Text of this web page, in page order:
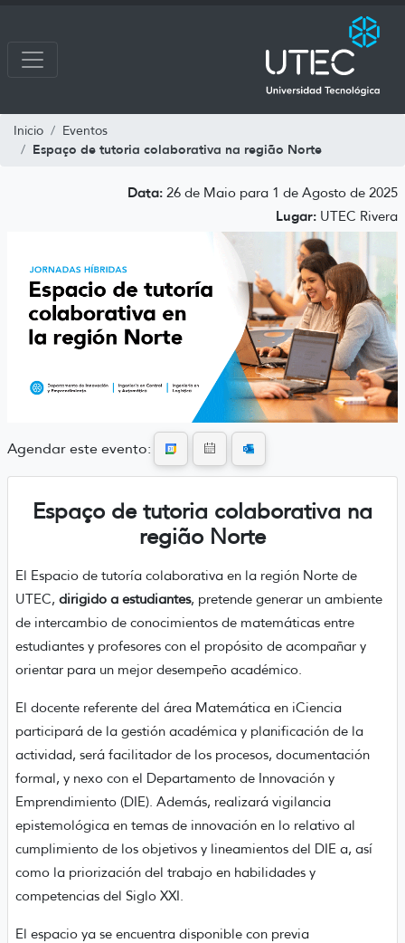
Inicio Eventos
Espaço de tutoria colaborativa na região Norte
Data: 26 de Maio para 1 de Agosto de 2025
Lugar: UTEC Rivera
Agendar este evento:
Espaço de tutoria colaborativa na
região Norte
El Espacio de tutoría colaborativa en la región Norte de
UTEC, dirigido a estudiantes, pretende generar un ambiente
de intercambio de conocimientos de matemáticas entre
estudiantes y profesores con el propósito de acompañar y
orientar para un mejor desempeño académico.
El docente referente del área Matemática en iCiencia
participará de la gestión académica y planificación de la
actividad, será facilitador de los procesos, documentación
formal, y nexo con el Departamento de Innovación y
Emprendimiento (DIE). Además, realizará vigilancia
epistemológica en temas de innovación en lo relativo al
cumplimiento de los objetivos y lineamientos del DIE a, así
como la priorización del trabajo en habilidades y
competencias del Siglo XXI.
El espacio ya se encuentra disponible con previa